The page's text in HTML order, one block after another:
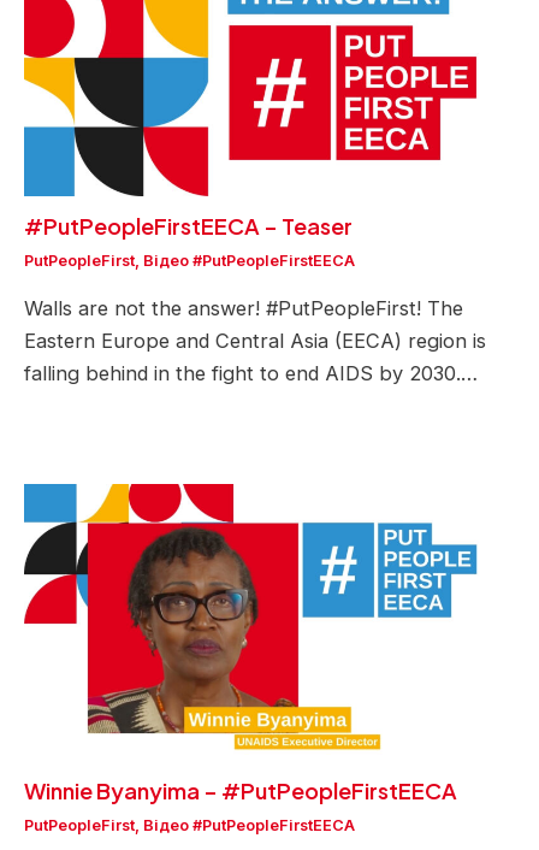
#PutPeopleFirstEECA – Teaser
PutPeopleFirst, Відео #PutPeopleFirstEECA
Walls are not the answer! #PutPeopleFirst! The
Eastern Europe and Central Asia (EECA) region is
falling behind in the fight to end AIDS by 2030.…
Winnie Byanyima – #PutPeopleFirstEECA
PutPeopleFirst Відео #PutPeopleFirstEECA